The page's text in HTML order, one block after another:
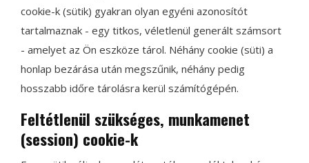
cookie-k (sütik) gyakran olyan egyéni azonosítót
tartalmaznak - egy titkos, véletlenül generált számsort
- amelyet az Ön eszköze tárol. Néhány cookie (süti) a
honlap bezárása után megszűnik, néhány pedig
hosszabb időre tárolásra kerül számítógépén.
Feltétlenül szükséges, munkamenet
(session) cookie-k